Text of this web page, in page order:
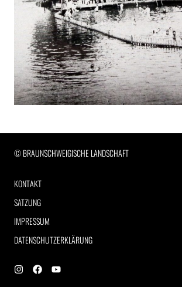
RECHTLICHE INFORMATIONEN
© BRAUNSCHWEIGISCHE LANDSCHAFT
KONTAKT
SATZUNG
IMPRESSUM
DATENSCHUTZERKLÄRUNG